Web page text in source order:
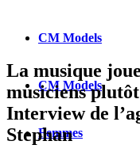
CM Models
CM Models
Femmes
La musique
musiciens
Interview de
Stephan